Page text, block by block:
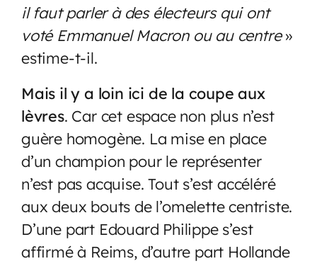
il faut parler à des électeurs qui ont
voté Emmanuel Macron ou au centre»
estime-t-il.
Mais il y a loin ici de la coupe aux
lèvres. Car cet espace non plus n’est
guère homogène. La mise en place
d’un champion pour le représenter
n’est pas acquise. Tout s’est accéléré
aux deux bouts de l’omelette centriste.
D’une part Edouard Philippe s’est
affirmé à Reims, d’autre part Hollande